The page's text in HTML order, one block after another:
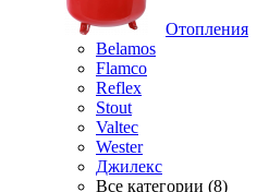
Отопления
Belamos
Flamco
Reflex
Stout
Valtec
Wester
Джилекс
Все категории (8)